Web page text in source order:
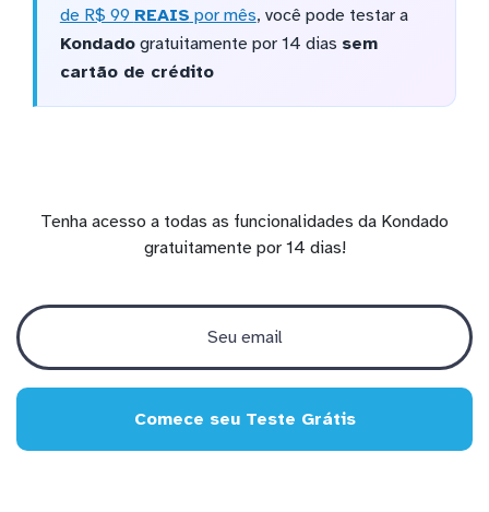
de R$ 99 REAIS por mês, você pode testar a
Kondadogratuitamente por 14 dias sem
cartão de crédito
Tenha acesso a todas as funcionalidades da Kondado
gratuitamente por 14 dias!
Comece seu Teste Grátis